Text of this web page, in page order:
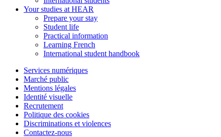
Your studies at HEAR
Prepare your stay
Student life
Practical information
Learning French
International student handbook
Services numériques
Marché public
Mentions légales
Identité visuelle
Recrutement
Politique des cookies
Discriminations et violences
Contactez-nous